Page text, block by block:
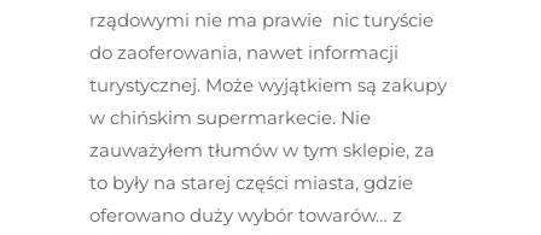
rządowymi nie ma prawie nic turyście
do zaoferowania, nawet informacji
turystycznej. Może wyjątkiem są zakupy
w chińskim supermarkecie. Nie
zauważyłem tłumów w tym sklepie, za
to były na starej części miasta, gdzie
oferowano duży wybór towarów… z